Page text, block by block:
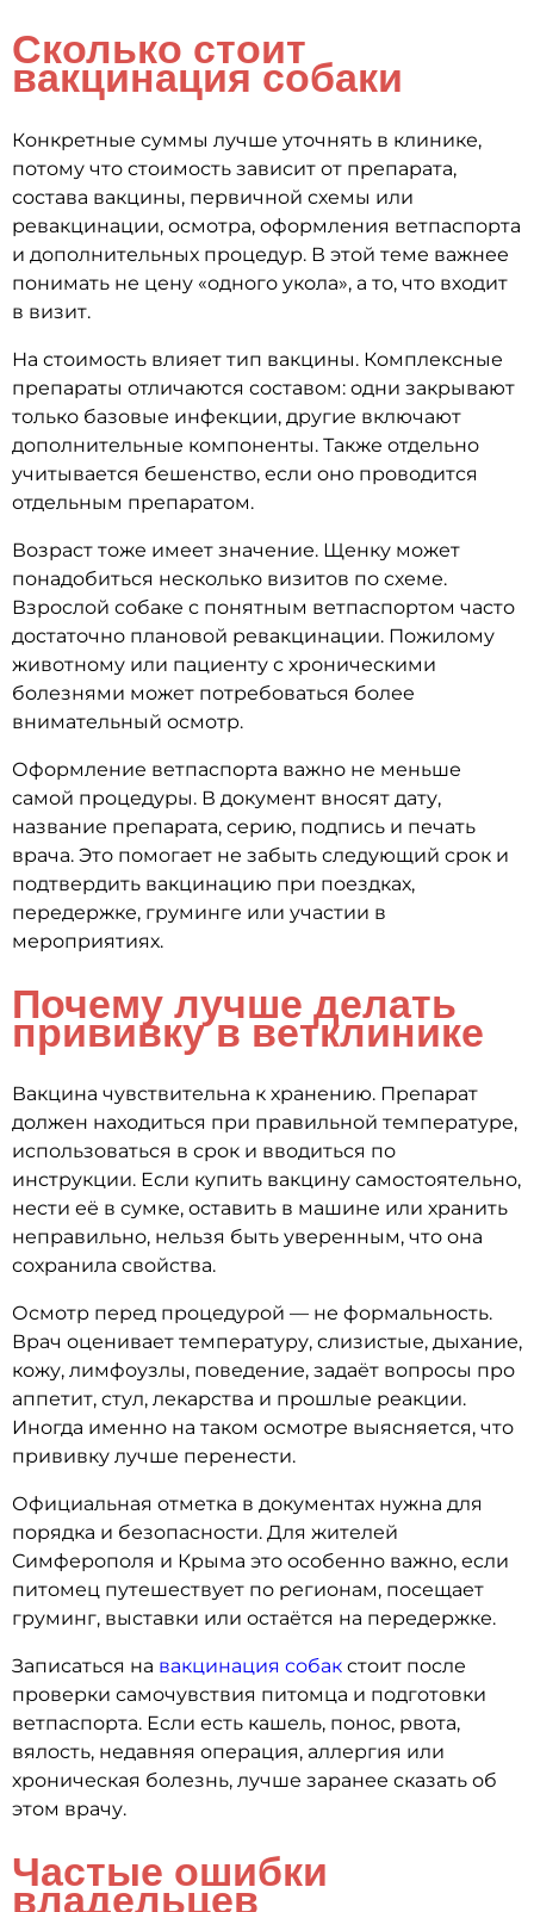
Сколько стоит
вакцинация собаки
Конкретные суммы лучше уточнять в клинике,
потому что стоимость зависит от препарата,
состава вакцины, первичной схемы или
ревакцинации, осмотра, оформления ветпаспорта
и дополнительных процедур. В этой теме важнее
понимать не цену «одного укола», а то, что входит
в визит.
На стоимость влияет тип вакцины. Комплексные
препараты отличаются составом: одни закрывают
только базовые инфекции, другие включают
дополнительные компоненты. Также отдельно
учитывается бешенство, если оно проводится
отдельным препаратом.
Возраст тоже имеет значение. Щенку может
понадобиться несколько визитов по схеме.
Взрослой собаке с понятным ветпаспортом часто
достаточно плановой ревакцинации. Пожилому
животному или пациенту с хроническими
болезнями может потребоваться более
внимательный осмотр.
Оформление ветпаспорта важно не меньше
самой процедуры. В документ вносят дату,
название препарата, серию, подпись и печать
врача. Это помогает не забыть следующий срок и
подтвердить вакцинацию при поездках,
передержке, груминге или участии в
мероприятиях.
Почему лучше делать
прививку в ветклинике
Вакцина чувствительна к хранению. Препарат
должен находиться при правильной температуре,
использоваться в срок и вводиться по
инструкции. Если купить вакцину самостоятельно,
нести её в сумке, оставить в машине или хранить
неправильно, нельзя быть уверенным, что она
сохранила свойства.
Осмотр перед процедурой — не формальность.
Врач оценивает температуру, слизистые, дыхание,
кожу, лимфоузлы, поведение, задаёт вопросы про
аппетит, стул, лекарства и прошлые реакции.
Иногда именно на таком осмотре выясняется, что
прививку лучше перенести.
Официальная отметка в документах нужна для
порядка и безопасности. Для жителей
Симферополя и Крыма это особенно важно, если
питомец путешествует по регионам, посещает
груминг, выставки или остаётся на передержке.
Записаться на вакцинация собак стоит после
проверки самочувствия питомца и подготовки
ветпаспорта. Если есть кашель, понос, рвота,
вялость, недавняя операция, аллергия или
хроническая болезнь, лучше заранее сказать об
этом врачу.
Частые ошибки
владельцев